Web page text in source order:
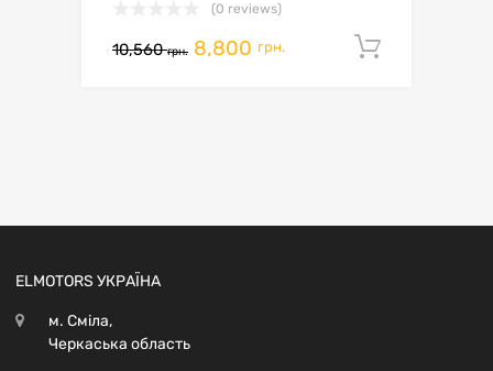
(0 reviews)
10,560грн. 8,800 грн.
ELMOTORS УКРАЇНА
м. Сміла,
Черкаська область